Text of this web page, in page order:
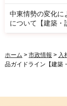
中東情勢の変化に
について【建築・
ホーム > 市政情報 > 入
品ガイドライン【建築